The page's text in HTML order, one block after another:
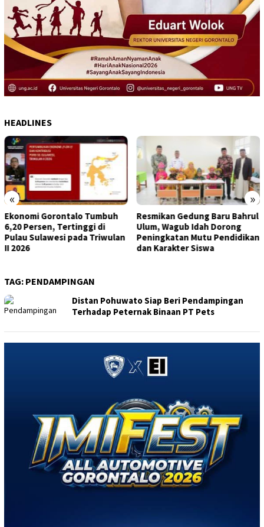
HEADLINES
« »
Resmikan Gedung Baru Bahrul
Ulum, Wagub Idah Dorong
Peningkatan Mutu Pendidikan
dan Karakter Siswa
Maryam Sofyan Puhi
Tegaskan Pentingnya 1.000
HPK Penentu Masa Depan
Anak
TAG: PENDAMPINGAN
Distan Pohuwato Siap Beri Pendampingan
Terhadap Peternak Binaan PT Pets